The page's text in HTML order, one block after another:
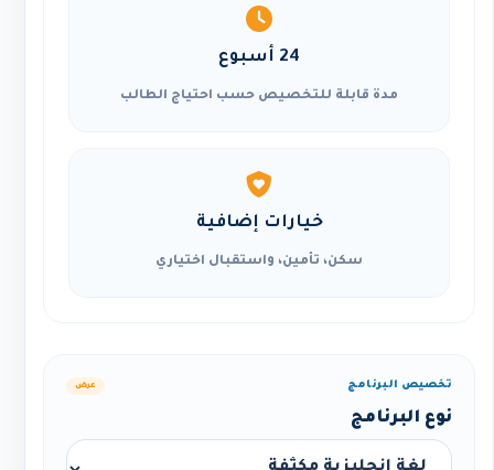
24 أسبوع
مدة قابلة للتخصيص حسب احتياج الطالب
خيارات إضافية
سكن، تأمين، واستقبال اختياري
تخصيص البرنامج عرض
نوع البرنامج